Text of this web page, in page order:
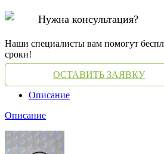
Нужна консультация?
Наши специалисты вам помогут
сроки!
ОСТАВИТЬ ЗАЯВКУ
Описание
Описание